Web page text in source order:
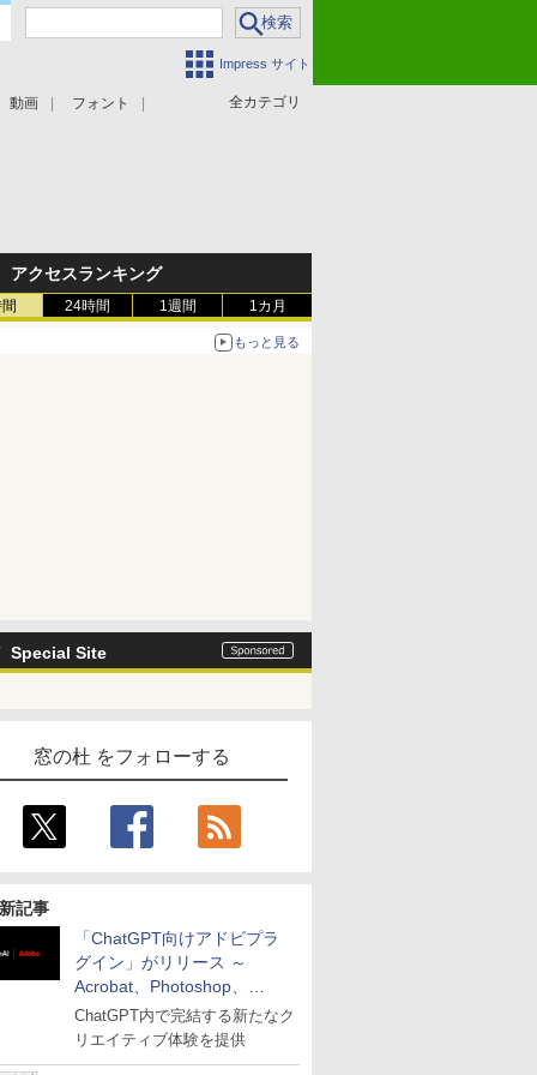
Impress サイト
全カテゴリ
動画 フォント
アクセスランキング
24時間 1週間 1カ月
もっと見る
Special Site
窓の杜 をフォローする
記事
「ChatGPT向けアドビプラ
グイン」がリリース ～
Acrobat、Photoshop、
Premiereなどの機能を1つの
プラグインに統合
ChatGPT内で完結する新たなク
リエイティブ体験を提供